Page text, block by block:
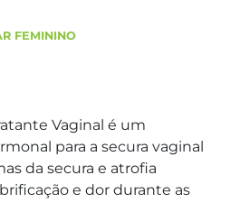
FEMININO
Vaginal é um
para a secura vaginal
da secura e atrofia
e dor durante as